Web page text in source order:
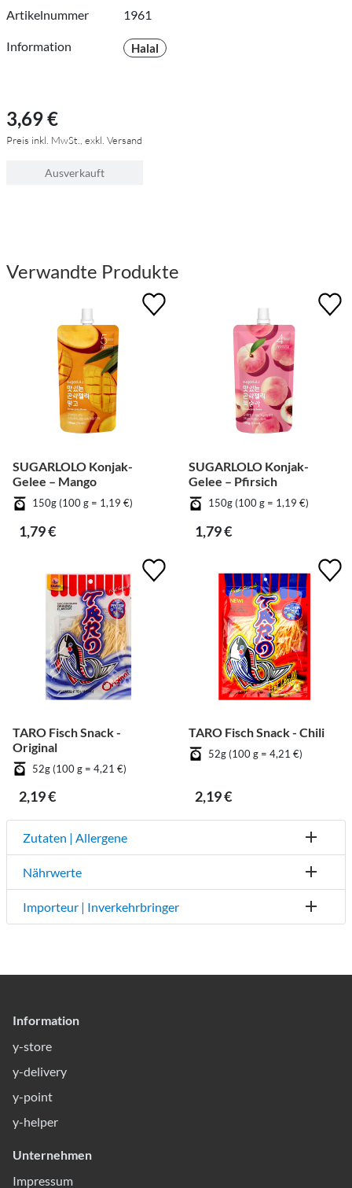
Artikelnummer 1961
Information Halal
3,69 €
Preis inkl. MwSt., exkl. Versand
Ausverkauft
Verwandte Produkte
SUGARLOLO Konjak-
Gelee – Mango
150g (100 g = 1,19 €)
1,79 €
SUGARLOLO Konjak-
Gelee – Pfirsich
150g (100 g = 1,19 €)
1,79 €
TARO Fisch Snack -
Original
52g (100 g = 4,21 €)
2,19 €
TARO Fisch Snack - Chili
52g (100 g = 4,21 €)
2,19 €
Zutaten | Allergene
Nährwerte
Importeur | Inverkehrbringer
Information
y-store
y-delivery
y-point
y-helper
Unternehmen
Impressum